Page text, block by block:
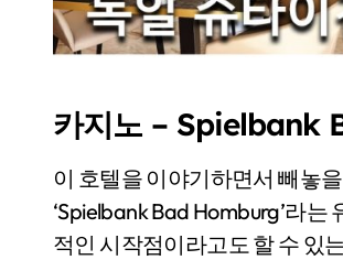
카지노 – Spielbank
이 호텔을 이야기하면서 빼놓
‘Spielbank Bad Homburg’라
적인 시작점이라고도 할 수 있